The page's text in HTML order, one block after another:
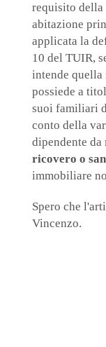
requisito della
abitazione
applicata la
10 del TUIR,
intende quella
possiede a
suoi familiari
conto della
dipendente da
ricovero o
immobiliare
Spero che
Vincenzo.